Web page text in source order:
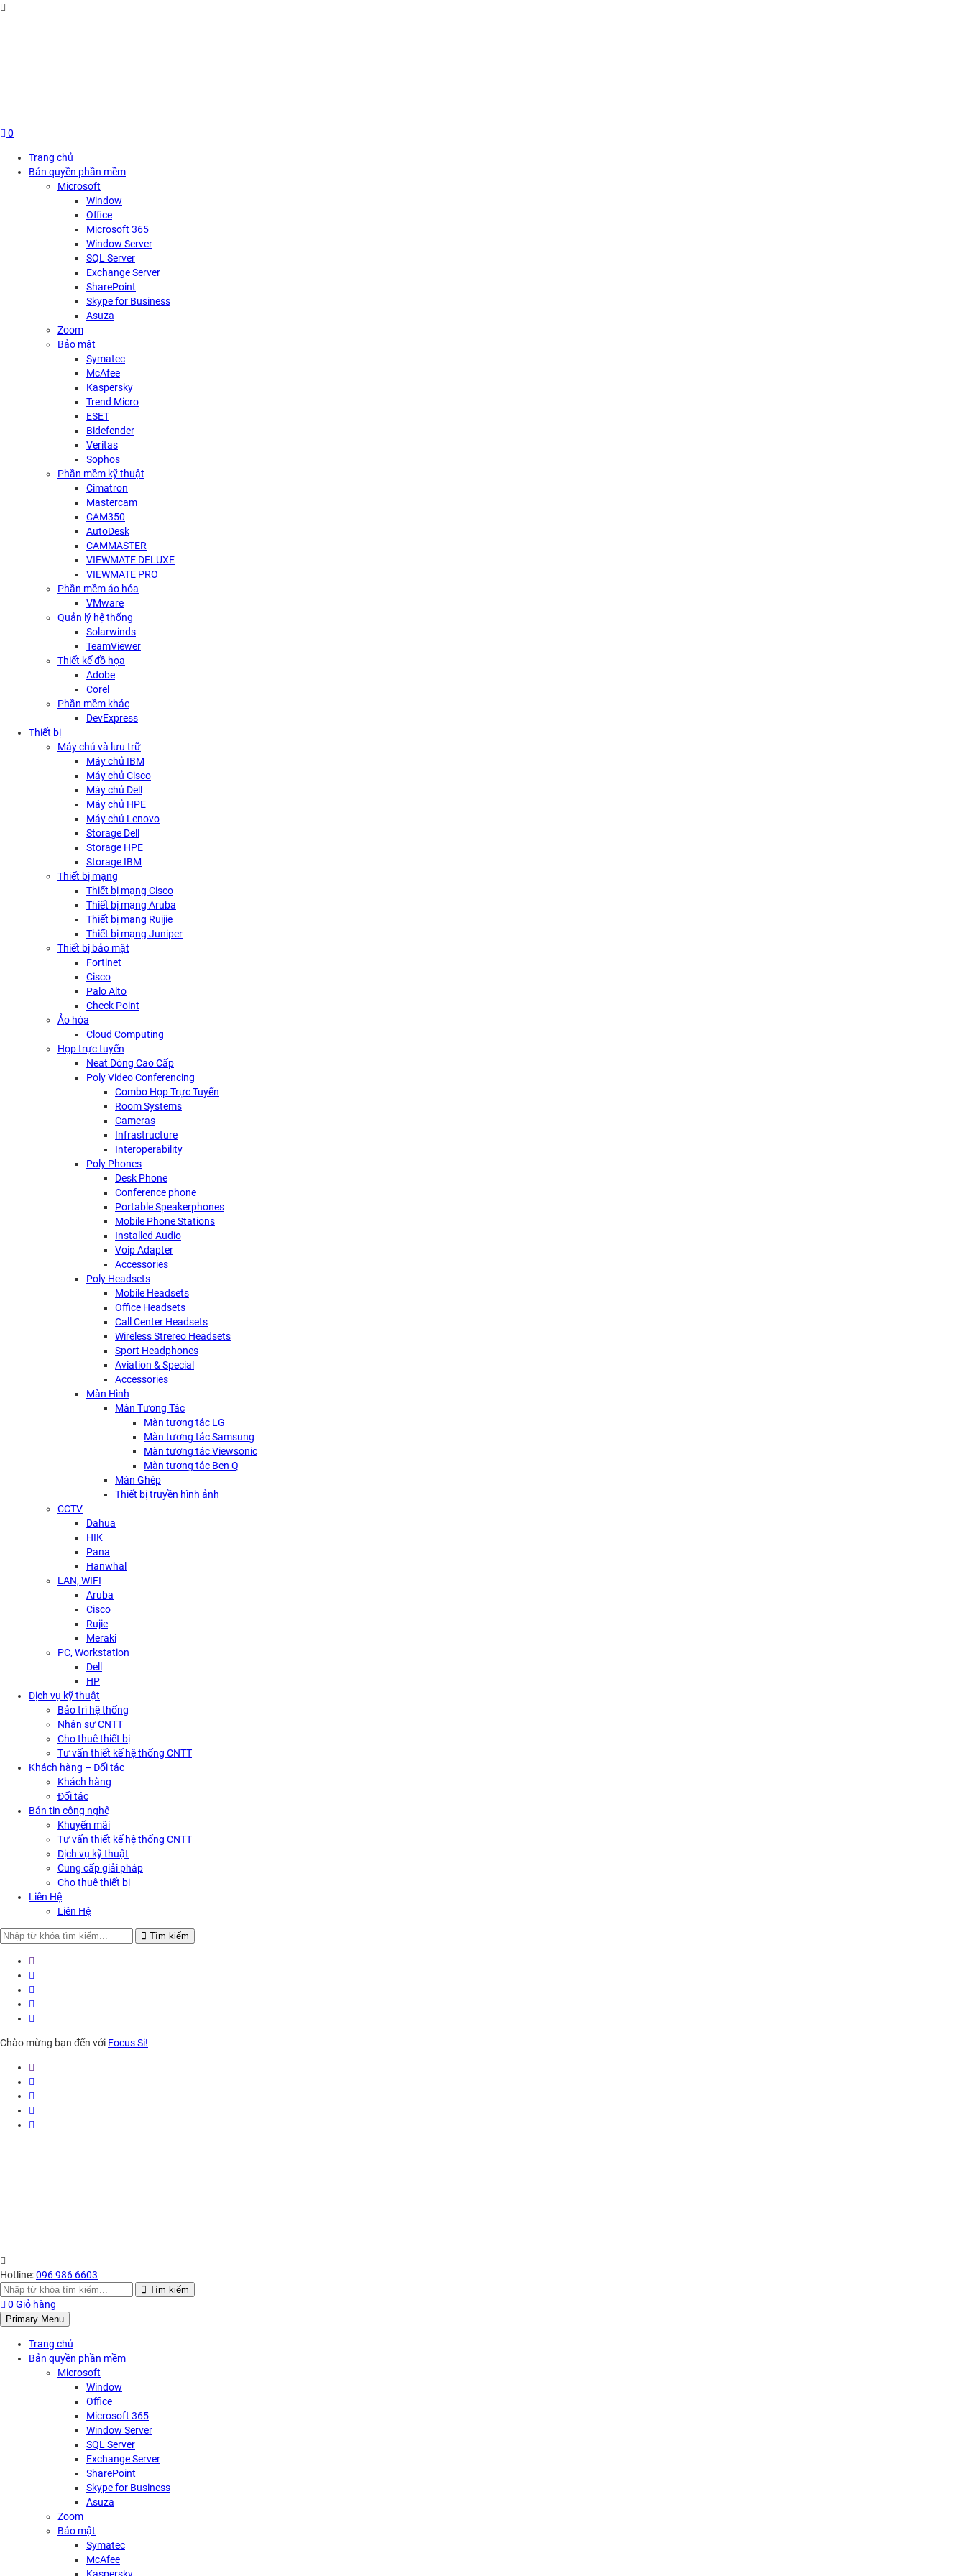
Skip
0
Trang chủ
Bản quyền phần mềm
Microsoft
Window
Office
Microsoft 365
Window Server
SQL Server
Exchange Server
SharePoint
Skype for Business
Asuza
Zoom
Bảo mật
Symatec
McAfee
Kaspersky
Trend Micro
ESET
Bidefender
Veritas
Sophos
Phần mềm kỹ thuật
Cimatron
Mastercam
CAM350
AutoDesk
CAMMASTER
VIEWMATE DELUXE
VIEWMATE PRO
Phần mềm ảo hóa
VMware
Quản lý hệ thống
Solarwinds
TeamViewer
Thiết kế đồ họa
Adobe
Corel
Phần mềm khác
DevExpress
Thiết bị
Máy chủ và lưu trữ
Máy chủ IBM
Máy chủ Cisco
Máy chủ Dell
Máy chủ HPE
Máy chủ Lenovo
Storage Dell
Storage HPE
Storage IBM
Thiết bị mạng
Thiết bị mạng Cisco
Thiết bị mạng Aruba
Thiết bị mạng Ruijie
Thiết bị mạng Juniper
Thiết bị bảo mật
Fortinet
Cisco
Palo Alto
Check Point
Ảo hóa
Cloud Computing
Họp trực tuyến
Neat Dòng Cao Cấp
Poly Video Conferencing
Combo Họp Trực Tuyến
Room Systems
Cameras
Infrastructure
Interoperability
Poly Phones
Desk Phone
Conference phone
Portable Speakerphones
Mobile Phone Stations
Installed Audio
Voip Adapter
Accessories
Poly Headsets
Mobile Headsets
Office Headsets
Call Center Headsets
Wireless Strereo Headsets
Sport Headphones
Aviation & Special
Accessories
Màn Hình
Màn Tương Tác
Màn tương tác LG
Màn tương tác Samsung
Màn tương tác Viewsonic
Màn tương tác Ben Q
Màn Ghép
Thiết bị truyền hình ảnh
CCTV
Dahua
HIK
Pana
Hanwhal
LAN, WIFI
Aruba
Cisco
Rujie
Meraki
PC, Workstation
Dell
HP
Dịch vụ kỹ thuật
Bảo trì hệ thống
Nhân sự CNTT
Cho thuê thiết bị
Tư vấn thiết kế hệ thống CNTT
Khách hàng – Đối tác
Khách hàng
Đối tác
Bản tin công nghệ
Khuyến mãi
Tư vấn thiết kế hệ thống CNTT
Dịch vụ kỹ thuật
Cung cấp giải pháp
Cho thuê thiết bị
Liên Hệ
Liên Hệ
Search
Tìm kiếm
Chào mừng bạn đến với Focus Si!
Hotline:096 986 6603
Search
for:
Tìm kiếm
0 Giỏ hàng
Primary Menu
Trang chủ
Bản quyền phần mềm
Microsoft
Window
Office
Microsoft 365
Window Server
SQL Server
Exchange Server
SharePoint
Skype for Business
Asuza
Zoom
Bảo mật
Symatec
McAfee